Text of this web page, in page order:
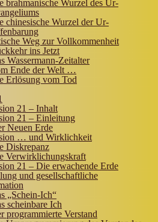
brahmanische Wurzel des Ur-
chinesische Wurzel der Ur-
Weg zur Vollkommenheit
ins Jetzt
Wassermann-Zeitalter
Ende der Welt …
Erlösung vom Tod
21 – Inhalt
21 – Einleitung
Neuen Erde
… und Wirklichkeit
Diskrepanz
Verwirklichungskraft
21 – Die erwachende Erde
und gesellschaftliche
„Schein-Ich“
scheinbare Ich
programmierte Verstand